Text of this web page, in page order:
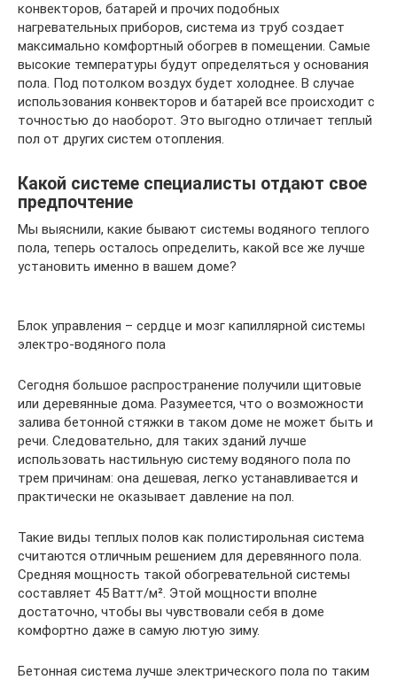
конвекторов, батарей и прочих подобных
нагревательных приборов, система из труб создает
максимально комфортный обогрев в помещении. Самые
высокие температуры будут определяться у основания
пола. Под потолком воздух будет холоднее. В случае
использования конвекторов и батарей все происходит с
точностью до наоборот. Это выгодно отличает теплый
пол от других систем отопления.
Какой системе специалисты отдают свое
предпочтение
Мы выяснили, какие бывают системы водяного теплого
пола, теперь осталось определить, какой все же лучше
установить именно в вашем доме?
Блок управления – сердце и мозг капиллярной системы
электро-водяного пола
Сегодня большое распространение получили щитовые
или деревянные дома. Разумеется, что о возможности
залива бетонной стяжки в таком доме не может быть и
речи. Следовательно, для таких зданий лучше
использовать настильную систему водяного пола по
трем причинам: она дешевая, легко устанавливается и
практически не оказывает давление на пол.
Такие виды теплых полов как полистирольная система
считаются отличным решением для деревянного пола.
Средняя мощность такой обогревательной системы
составляет 45 Ватт/м². Этой мощности вполне
достаточно, чтобы вы чувствовали себя в доме
комфортно даже в самую лютую зиму.
Бетонная система лучше электрического пола по таким